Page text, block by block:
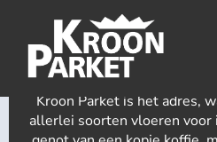
De Lamel Parket
Kroon Parket is het adres,
allerlei soorten vloeren voor